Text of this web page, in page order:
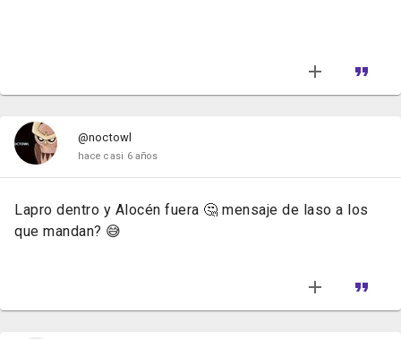
@noctowl
hace casi 6 años
Lapro dentro y Alocén fuera 🤔 mensaje de laso a los
que mandan? 😅